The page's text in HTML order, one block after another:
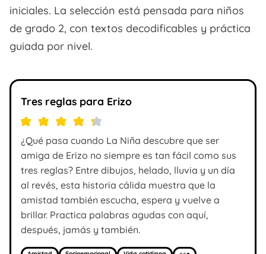
iniciales. La selección está pensada para niños
de grado 2, con textos decodificables y práctica
guiada por nivel.
Tres reglas para Erizo
¿Qué pasa cuando La Niña descubre que ser
amiga de Erizo no siempre es tan fácil como sus
tres reglas? Entre dibujos, helado, lluvia y un día
al revés, esta historia cálida muestra que la
amistad también escucha, espera y vuelve a
brillar. Practica palabras agudas con aquí,
después, jamás y también.